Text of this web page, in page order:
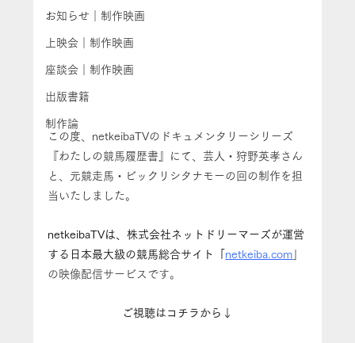
お知らせ｜制作映画
上映会｜制作映画
座談会｜制作映画
出版書籍
制作論
この度、netkeibaTVのドキュメンタリーシリーズ
『わたしの競馬履歴書』にて、芸人・狩野英孝さん
と、元競走馬・ビックリシタナモーの回の制作を担
当いたしました。
netkeibaTVは、株式会社ネットドリーマーズが運営
する日本最大級の競馬総合サイト「 netkeiba.com
の映像配信サービスです。
ご視聴はコチラから↓